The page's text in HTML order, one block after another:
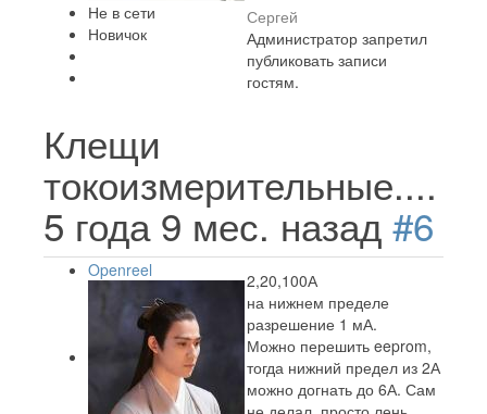
Не в сети
Новичок
Сергей
Администратор запретил
публиковать записи
гостям.
Клещи
токоизмерительные....
5 года 9 мес. назад #6
Openreel
2,20,100А
на нижнем пределе
разрешение 1 мА.
Можно перешить eeprom,
тогда нижний предел из 2А
можно догнать до 6А. Сам